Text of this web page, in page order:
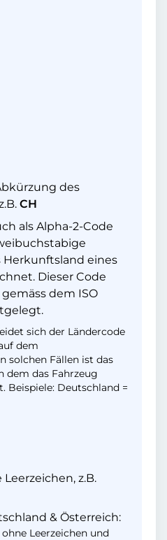
des
CH
als Alpha-2-Code
Herkunftsland eines
Dieser Code
dem ISO
sich der Ländercode
dem
solchen Fällen ist das
dem das Fahrzeug
Beispiele: Deutschland =
z.B.
& Österreich:
Leerzeichen und